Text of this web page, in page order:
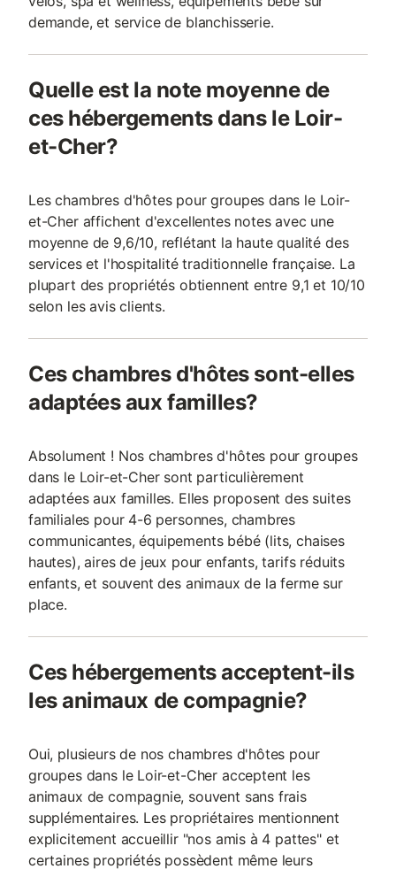
demande, et service de blanchisserie.
Quelle est la note moyenne de
ces hébergements dans le Loir-
et-Cher?
Les chambres d'hôtes pour groupes dans le Loir-
et-Cher affichent d'excellentes notes avec une
moyenne de 9,6/10, reflétant la haute qualité des
services et l'hospitalité traditionnelle française. La
plupart des propriétés obtiennent entre 9,1 et 10/10
selon les avis clients.
Ces chambres d'hôtes sont-elles
adaptées aux familles?
Absolument ! Nos chambres d'hôtes pour groupes
dans le Loir-et-Cher sont particulièrement
adaptées aux familles. Elles proposent des suites
familiales pour 4-6 personnes, chambres
communicantes, équipements bébé (lits, chaises
hautes), aires de jeux pour enfants, tarifs réduits
enfants, et souvent des animaux de la ferme sur
place.
Ces hébergements acceptent-ils
les animaux de compagnie?
Oui, plusieurs de nos chambres d'hôtes pour
groupes dans le Loir-et-Cher acceptent les
animaux de compagnie, souvent sans frais
supplémentaires. Les propriétaires mentionnent
explicitement accueillir "nos amis à 4 pattes" et
certaines propriétés possèdent même leurs